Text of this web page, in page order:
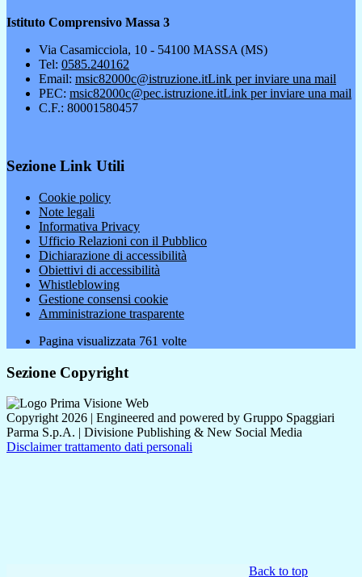
Istituto Comprensivo Massa 3
Via Casamicciola, 10 - 54100 MASSA (MS)
Tel: 0585.240162
Email: msic82000c@istruzione.itLink per inviare una mail
PEC: msic82000c@pec.istruzione.itLink per inviare una mail
C.F.: 80001580457
Sezione Link Utili
Cookie policy
Note legali
Informativa Privacy
Ufficio Relazioni con il Pubblico
Dichiarazione di accessibilità
Obiettivi di accessibilità
Whistleblowing
Gestione consensi cookie
Amministrazione trasparente
Pagina visualizzata 761 volte
Sezione Copyright
Copyright 2026 | Engineered and powered by Gruppo Spaggiari
Parma S.p.A. | Divisione Publishing & New Social Media
Disclaimer trattamento dati personali
Back to top